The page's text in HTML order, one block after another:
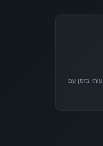
בזמן עם